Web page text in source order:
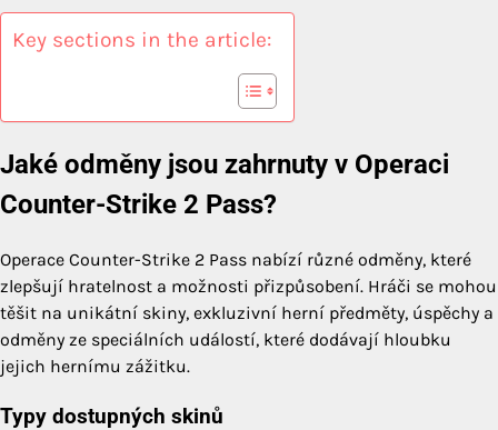
Key sections in the article:
Jaké odměny jsou zahrnuty v Operaci
Counter-Strike 2 Pass?
Operace Counter-Strike 2 Pass nabízí různé odměny, které
zlepšují hratelnost a možnosti přizpůsobení. Hráči se mohou
těšit na unikátní skiny, exkluzivní herní předměty, úspěchy a
odměny ze speciálních událostí, které dodávají hloubku
jejich hernímu zážitku.
Typy dostupných skinů